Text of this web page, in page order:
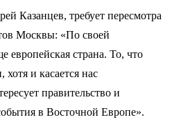
Казанцев, требует пересмотра
Москвы: «По своей
европейская страна. То, что
и касается нас
правительство и
в Восточной Европе».